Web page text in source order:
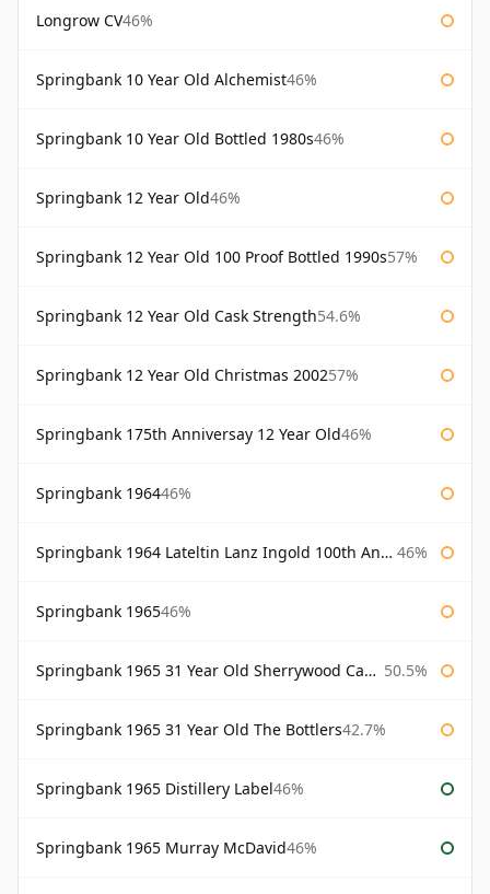
Longrow CV46%
Springbank 10 Year Old Alchemist46%
Springbank 10 Year Old Bottled 1980s46%
Springbank 12 Year Old46%
Springbank 12 Year Old 100 Proof Bottled 1990s57%
Springbank 12 Year Old Cask Strength54.6%
Springbank 12 Year Old Christmas 200257%
Springbank 175th Anniversay 12 Year Old46%
Springbank 196446%
Springbank 1964 Lateltin Lanz Ingold 100th Anniversary 46%
Springbank 196546%
Springbank 1965 31 Year Old Sherrywood Cadenhead's 50.5%
Springbank 1965 31 Year Old The Bottlers42.7%
Springbank 1965 Distillery Label46%
Springbank 1965 Murray McDavid46%